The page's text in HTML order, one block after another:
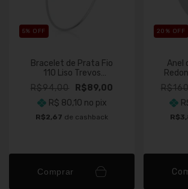
5% OFF
Bracelet de Prata Fio
110 Liso Trevos
Detalhados
R$94,00
R$89,00
R$ 80,10 no pix
R$2,67 de cashback
Comprar
20 % OFF
Anel